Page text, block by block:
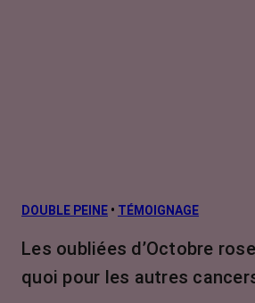
DOUBLE PEINE • TÉMOIGNAGE
Les oubliées d’Octobre
quoi pour les autres